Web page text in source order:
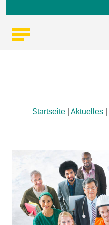
Startseite Aktuelles